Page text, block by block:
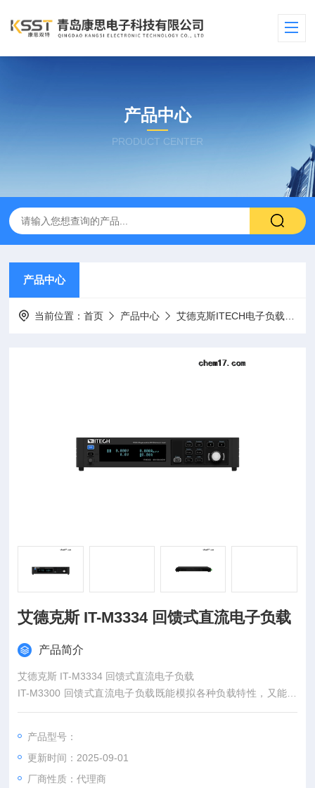
产品中心
PRODUCT CENTER
产品中心
当前位置：首页 产品中心 艾德克斯ITECH电子负载
艾德克斯 IT-M3334 回馈式直流电子负载
产品简介
艾德克斯 IT-M3334 回馈式直流电子负载
IT-M3300 回馈式直流电子负载既能模拟各种负载特性，又能将
电能无污染的回馈电网。采用高功率密度设计，½U的体积内可
的不同电流功率的测试需求。同时具备高精度的输出和量测，并
且针对测试做了多项安全设计，适合用于各种类型电池放电、多
通道电源、半导体老化等多个测试领域。
产品型号：
更新时间：2025-09-01
厂商性质：代理商